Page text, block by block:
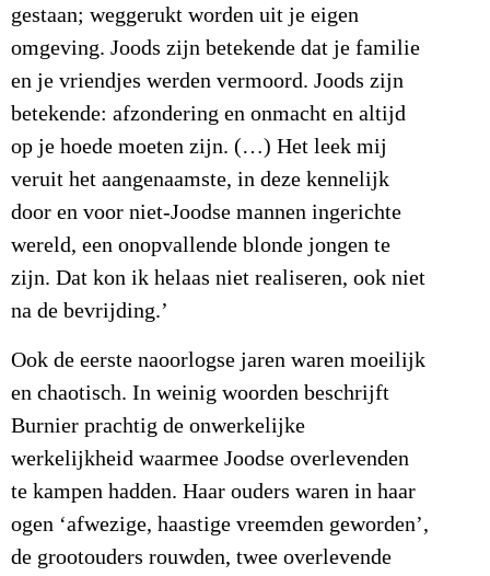
gestaan; weggerukt worden uit je eigen
omgeving. Joods zijn betekende dat je familie
en je vriendjes werden vermoord. Joods zijn
betekende: afzondering en onmacht en altijd
op je hoede moeten zijn. (…) Het leek mij
veruit het aangenaamste, in deze kennelijk
door en voor niet-Joodse mannen ingerichte
wereld, een onopvallende blonde jongen te
zijn. Dat kon ik helaas niet realiseren, ook niet
na de bevrijding.’
Ook de eerste naoorlogse jaren waren moeilijk
en chaotisch. In weinig woorden beschrijft
Burnier prachtig de onwerkelijke
werkelijkheid waarmee Joodse overlevenden
te kampen hadden. Haar ouders waren in haar
ogen ‘afwezige, haastige vreemden geworden’,
de grootouders rouwden, twee overlevende